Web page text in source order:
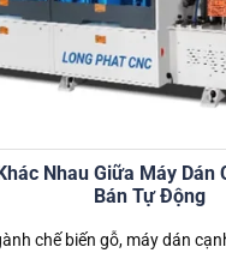
Nhau Giữa Máy Dán
Bán Tự Động
chế biến gỗ, máy dán